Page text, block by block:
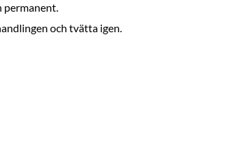
permanent.
och tvätta igen.